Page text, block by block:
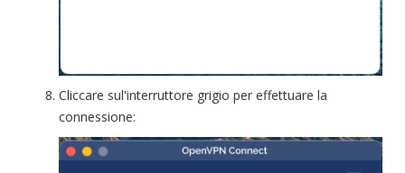
Cliccare sul'interruttore grigio per effettuare la
connessione: